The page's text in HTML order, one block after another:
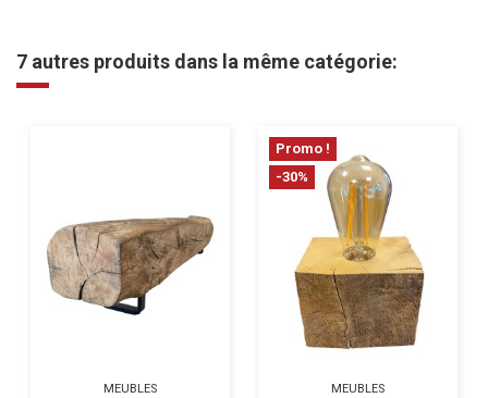
7 autres produits dans la même catégorie:
MEUBLES
Promo !
-30%
MEUBLES